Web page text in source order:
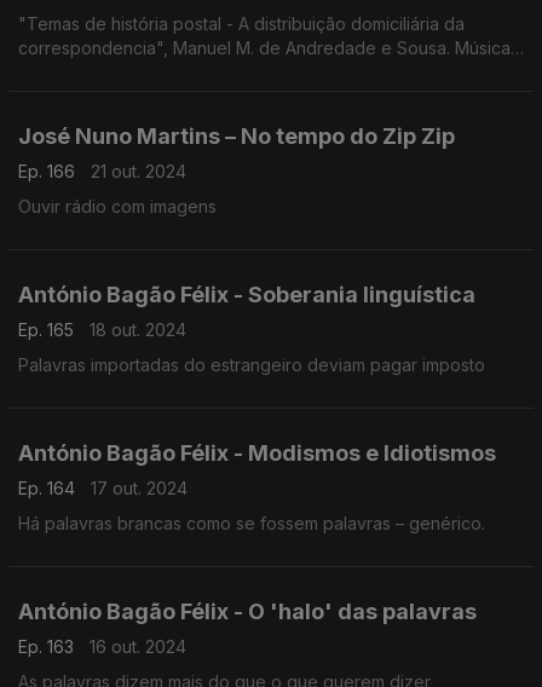
"Temas de história postal - A distribuição domiciliária da
correspondencia", Manuel M. de Andredade e Sousa. Música:
José Nuno Martins – No tempo do Zip Zip
Ep. 166
21 out. 2024
Ouvir rádio com imagens
António Bagão Félix - Soberania linguística
Ep. 165
18 out. 2024
Palavras importadas do estrangeiro deviam pagar imposto
António Bagão Félix - Modismos e Idiotismos
Ep. 164
17 out. 2024
Há palavras brancas como se fossem palavras – genérico.
António Bagão Félix - O 'halo' das palavras
Ep. 163
16 out. 2024
As palavras dizem mais do que o que querem dizer